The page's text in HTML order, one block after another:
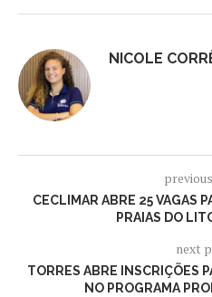
NICOLE
CECLIMAR ABRE 25 VAGAS
PRAIAS DO
next
TORRES ABRE INSCRIÇÕES
NO PROGRAMA